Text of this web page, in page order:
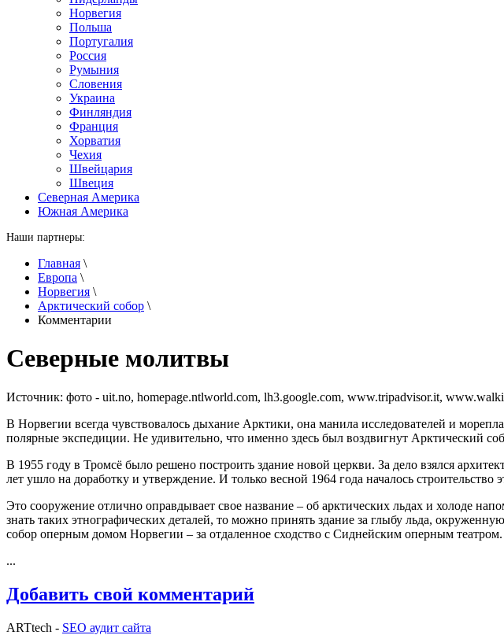
Норвегия
Польша
Португалия
Россия
Румыния
Словения
Украина
Финляндия
Франция
Хорватия
Чехия
Швейцария
Швеция
Северная Америка
Южная Америка
Наши партнеры:
Главная \
Европа \
Норвегия \
Арктический собор \
Комментарии
Северные молитвы
Источник: фото - uit.no, homepage.ntlworld.com, lh3.google.com, www.tripadvisor.it,
В Норвегии всегда чувствовалось дыхание Арктики, она манила исследователей и
полярные экспедиции. Не удивительно, что именно здесь был воздвигнут Арктический
В 1955 году в Тромсё было решено построить здание новой церкви. За дело взялся
лет ушло на доработку и утверждение. И только весной 1964 года началось строительство
Это сооружение отлично оправдывает свое название – об арктических льдах и холоде
знать таких этнографических деталей, то можно принять здание за глыбу льда,
собор оперным домом Норвегии – за отдаленное сходство с Сиднейским оперным театром.
...
Добавить свой комментарий
ARTtech - SEO аудит сайта